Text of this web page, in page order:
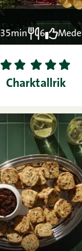
35min 6 Medel
1 2 3 4
5
Charktallrik